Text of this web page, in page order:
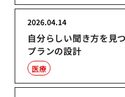
自分らしい聞き方を見
プランの設計
2026.04.14
医療